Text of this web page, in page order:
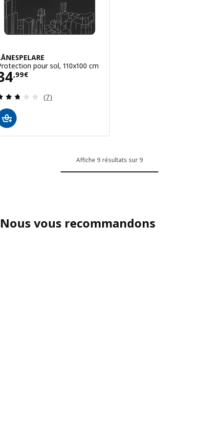
pour sol, 110x100 cm
,99€
34,99€
Révision: 2.7 hors de 5 étoiles. Nombre total de
(7)
Affiche 9 résultats sur 9
Nous vous recommandons